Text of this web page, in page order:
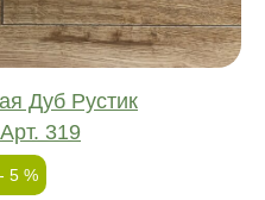
Дуб Рустик
319
- 5 %